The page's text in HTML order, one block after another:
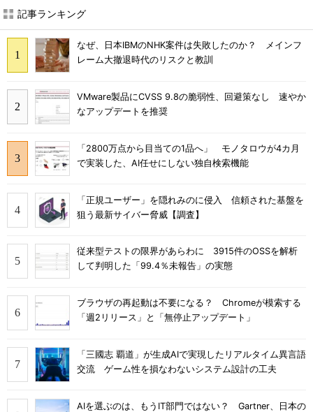
記事ランキング
なぜ、日本IBMのNHK案件は失敗したのか？ メインフ
レーム大撤退時代のリスクと教訓
VMware製品にCVSS 9.8の脆弱性、回避策なし 速やか
なアップデートを推奨
「2800万点から目当ての1品へ」 モノタロウが4カ月
で実装した、AI任せにしない独自検索機能
「正規ユーザー」を隠れみのに侵入 信頼された基盤を
狙う最新サイバー脅威【調査】
従来型テストの限界があらわに 3915件のOSSを解析
して判明した「99.4％未報告」の実態
ブラウザの再起動は不要になる？ Chromeが模索する
「週2リリース」と「無停止アップデート」
「三國志 覇道」が生成AIで実現したリアルタイム異言語
交流 ゲーム性を損なわないシステム設計の工夫
AIを選ぶのは、もうIT部門ではない？ Gartner、日本の